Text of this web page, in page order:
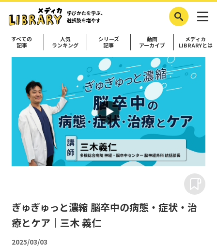
学びかたを学ぶ、
選択肢を増やす
すべての
記事
人気
ランキング
シリーズ
記事
動画
アーカイブ
メディカ
LIBRARYとは
ぎゅぎゅっと濃縮 脳卒中の病態・症状・治
療とケア｜三木 義仁
2025/03/03